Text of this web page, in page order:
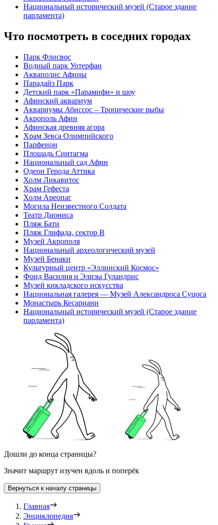
Национальный исторический музей (Старое здание
парламента)
Что посмотреть в соседних городах
Парк Флисвос
Водный парк Уотерфан
Акваполис Афины
Парадайз Парк
Детский парк «Парамифи» и шоу
Афинский аквариум
Аквариумы Абиссос – Тропические рыбы
Акрополь Афин
Афинская древняя агора
Храм Зевса Олимпийского
Парфенон
Площадь Синтагма
Национальный сад Афин
Одеон Герода Аттика
Холм Ликавитос
Храм Гефеста
Холм Ареопаг
Могила Неизвестного Солдата
Театр Диониса
Пляж Бати
Пляж Глифада, сектор B
Музей Акрополя
Национальный археологический музей
Музей Бенаки
Культурный центр «Эллинский Космос»
Фонд Василия и Элизы Гуландрис
Музей кикладского искусства
Национальная галерея — Музей Александроса Суцоса
Монастырь Кесариани
Национальный исторический музей (Старое здание
парламента)
Дошли до конца страницы?
Значит маршрут изучен вдоль и поперёк
Вернуться к началу страницы
Главная
Энциклопедия